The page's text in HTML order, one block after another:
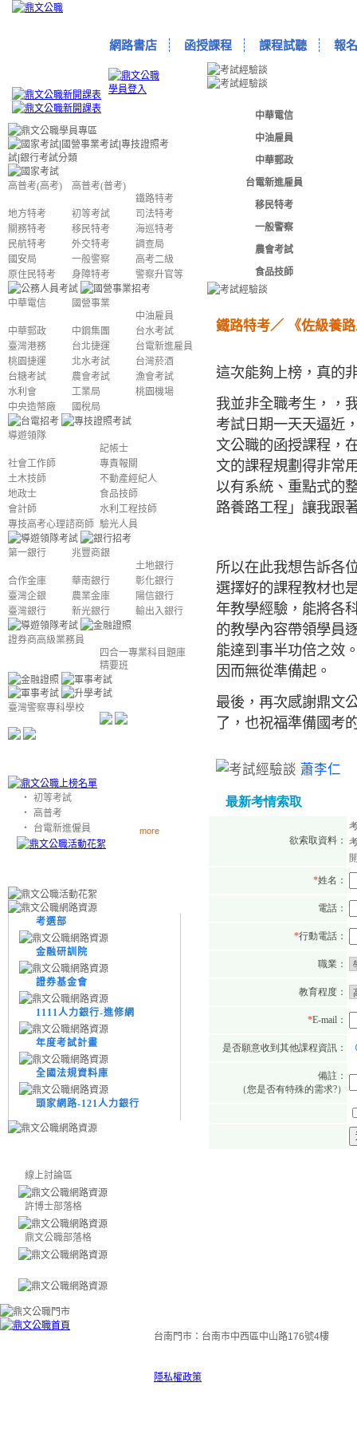
網路書店 函授課程 課程試聽 報
高普考(高考)
高普考(普考)
鐵路特考
地方特考
初等考試
司法特考
關務特考
移民特考
海巡特考
民航特考
外交特考
調查局
國安局
一般警察
高考二級
原住民特考
身障特考 警察升官等
中華電信
國營事業
中油雇員
中華郵政
中鋼集團
台水考試
臺灣港務
台北捷運
台電新進雇員
桃園捷運
北水考試
台灣菸酒
台糖考試
農會考試
漁會考試
水利會
工業局
桃園機場
中央造幣廠
國稅局
導遊領隊
記帳士
社會工作師
專責報關
土木技師
不動產經紀人
地政士
食品技師
會計師
水利工程技師
專技高考心理諮商師 驗光人員
第一銀行
兆豐商銀
土地銀行
合作金庫
華南銀行
彰化銀行
臺灣企銀
農業金庫
陽信銀行
臺灣銀行
新光銀行 輸出入銀行
證券商高級業務員
四合一專業科目題庫
精要班
臺灣警察專科學校
‧
初等考試
‧
高普考
‧
台電新進僱員 more
考選部
金融研訓院
證券基金會
1111人力銀行-進修網
年度考試計畫
全國法規資料庫
頭家網路-121人力銀行
線上討論區
許博士部落格
鼎文公職部落格
中華電信
中油雇員
中華郵政
台電新進雇員
移民特考
一般警察
農會考試
食品技師
鐵路特考／ 《佐級養
這次能夠上榜，真的
我並非全職考生，，
考試日期一天天逼近
文公職的函授課程，
文的課程規劃得非常
以有系統、重點式的
路養路工程」讓我跟
所以在此我想告訴各
選擇好的課程教材也
年教學經驗，能將各
的教學內容帶領學員
能達到事半功倍之效
因而無從準備起。
最後，再次感謝鼎文
了，也祝福準備國考
蕭李仁
台南門市：台南市中西區中山路176號4樓
隱私權政策